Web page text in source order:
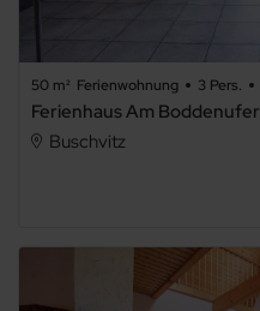
50 m² Ferienwohnung 3 Pers.
Buschvitz